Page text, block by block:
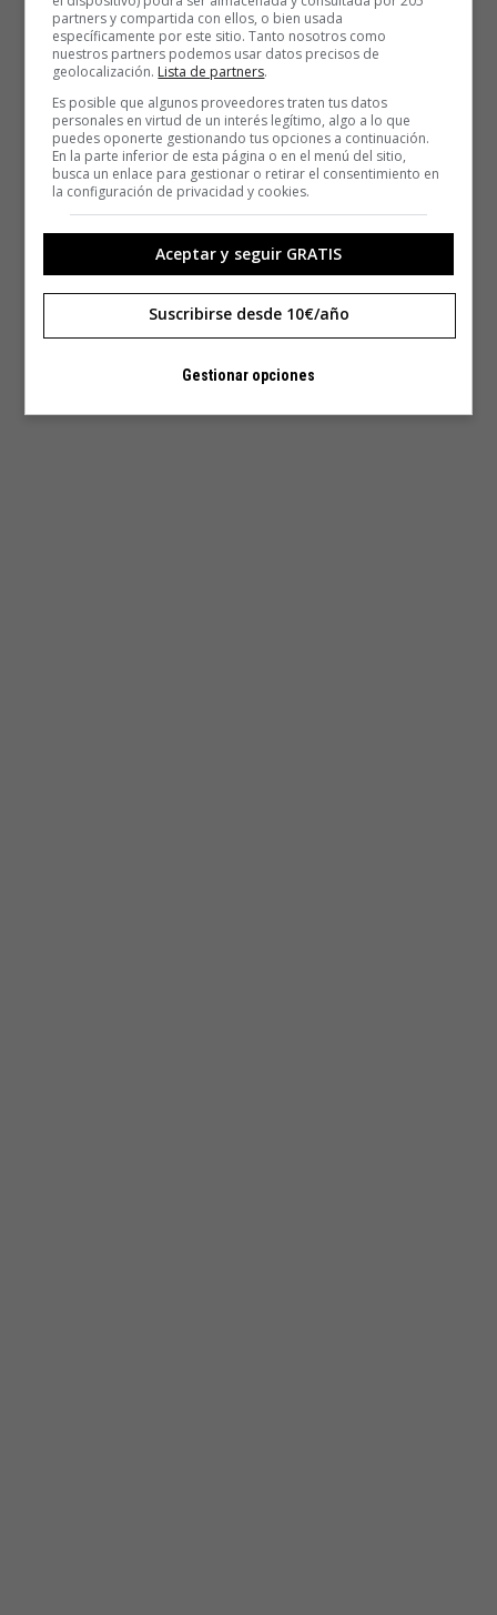
partners y compartida con ellos, o bien usada
específicamente por este sitio. Tanto nosotros como
nuestros partners podemos usar datos precisos de
geolocalización. Lista de partners.
Es posible que algunos proveedores traten tus datos
personales en virtud de un interés legítimo, algo a lo que
puedes oponerte gestionando tus opciones a continuación.
En la parte inferior de esta página o en el menú del sitio,
busca un enlace para gestionar o retirar el consentimiento en
la configuración de privacidad y cookies.
Aceptar y seguir GRATIS
Suscribirse desde 10€/año
Gestionar opciones